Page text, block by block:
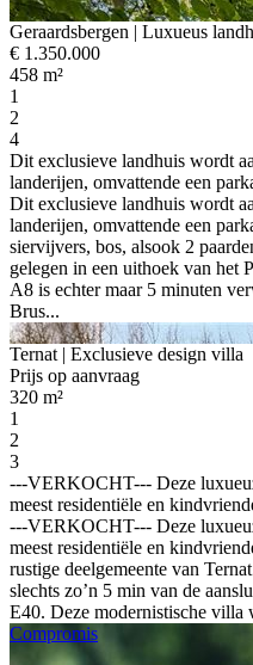
Geraardsbergen | Luxueus
€ 1.350.000
458 m²
1
2
4
Dit exclusieve landhuis wordt
landerijen, omvattende een
Dit exclusieve landhuis wordt
landerijen, omvattende een
siervijvers, bos, alsook 2
gelegen in een uithoek van het
A8 is echter maar 5 minuten
Brus...
Ternat | Exclusieve design villa
Prijs op aanvraag
320 m²
1
2
3
---VERKOCHT--- Deze
meest residentiële en
---VERKOCHT--- Deze
meest residentiële en
rustige deelgemeente van
slechts zo’n 5 min van de
E40. Deze modernistische villa
Compromis